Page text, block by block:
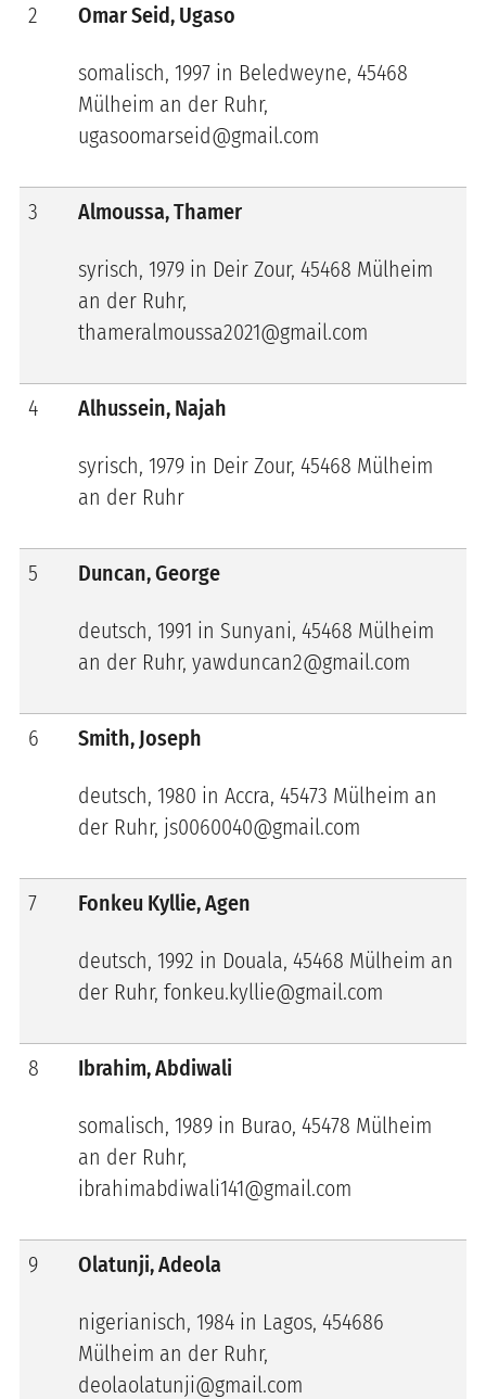
2 Omar Seid, Ugaso
somalisch, 1997 in Beledweyne, 45468
Mülheim an der Ruhr,
ugasoomarseid@gmail.com
3 Almoussa, Thamer
syrisch, 1979 in Deir Zour, 45468 Mülheim
an der Ruhr,
thameralmoussa2021@gmail.com
4 Alhussein, Najah
syrisch, 1979 in Deir Zour, 45468 Mülheim
an der Ruhr
5 Duncan, George
deutsch, 1991 in Sunyani, 45468 Mülheim
an der Ruhr, yawduncan2@gmail.com
6 Smith, Joseph
deutsch, 1980 in Accra, 45473 Mülheim an
der Ruhr, js0060040@gmail.com
7 Fonkeu Kyllie, Agen
deutsch, 1992 in Douala, 45468 Mülheim an
der Ruhr, fonkeu.kyllie@gmail.com
8 Ibrahim, Abdiwali
somalisch, 1989 in Burao, 45478 Mülheim
an der Ruhr,
ibrahimabdiwali141@gmail.com
9 Olatunji, Adeola
nigerianisch, 1984 in Lagos, 454686
Mülheim an der Ruhr,
deolaolatunji@gmail.com